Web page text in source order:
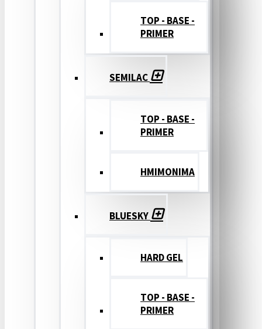
TOP - BASE -
PRIMER
SEMILAC
TOP - BASE -
PRIMER
ΗΜΙΜΟΝΙΜΑ
BLUESKY
HARD GEL
TOP - BASE -
PRIMER